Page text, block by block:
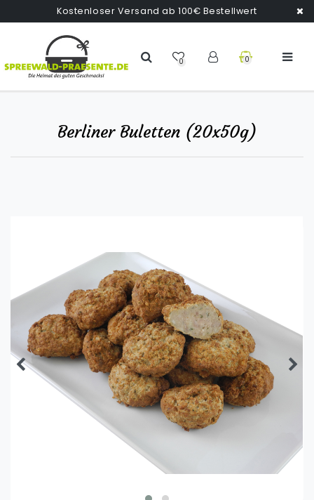
Kostenloser Versand ab 100€ Bestellwert
0 0
Berliner Buletten (20x50g)